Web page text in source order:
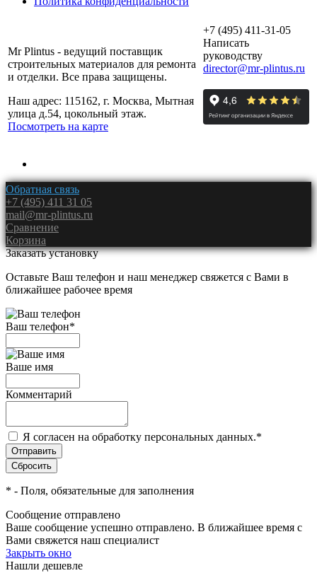
Mr Plintus - ведущий поставщик
строительных материалов для ремонта
и отделки. Все права защищены.
Наш адрес: 115162, г. Москва, Мытная
улица д.54, цокольный этаж.
Посмотреть на карте
+7 (495) 411-31-05
Написать
руководству
director@mr-plintus.ru
Обратная связь
+7 (495) 411 31 05
mail@mr-plintus.ru
Сравнение
Корзина
Заказать установку
Оставьте Ваш телефон и наш менеджер свяжется с Вами в
ближайшее рабочее время
Ваш телефон*
Ваше имя
Комментарий
Я согласен на обработку персональных данных.*
* - Поля, обязательные для заполнения
Сообщение отправлено
Ваше сообщение успешно отправлено. В ближайшее время с
Вами свяжется наш специалист
Закрыть окно
Нашли дешевле